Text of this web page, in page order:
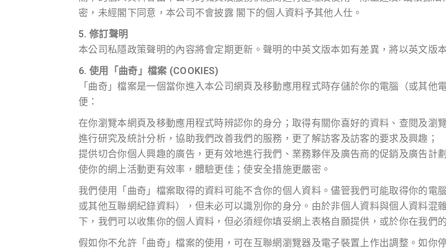
密，未經閣下同意，本公司不會披露 閣下的個人資料予其他人仕。
5. 修訂聲明
本公司私隱政策聲明的內容將會定期更新。聲明的中英文版本如有差異，將以英文版
6. 使用「曲奇」檔案 (COOKIES)
「曲奇」檔案是一個當你進入本公司網頁及移動應用程式時存儲於你的電腦（或其
便：
在你瀏覽本網頁及移動應用程式時辨認你的身分；取得有關你喜好的資料、查閱及瀏
進行研究及統計分析，協助我們改善我們的服務，更了解訪客及訪客的要求及興趣；
提供切合你個人興趣的廣告，更有效地進行我們、業務夥伴及廣告商的促銷及廣告計劃
使你的網上活動更有效率，體驗更佳；使安全措施更嚴密。
我們使用「曲奇」檔案取得的資料可能不含你的個人資料。儘管我們可能取得你的
或其他互聯網紀錄資料），但未必可以識別你的身分。由於非個人資料與個人資料
下，我們可以收集你的個人資料，但必須經你填妥網上表格自願提供，或於你在我們
假如你不允許「曲奇」檔案的使用，可在互聯網瀏覽器及電子裝置上作出調整。如